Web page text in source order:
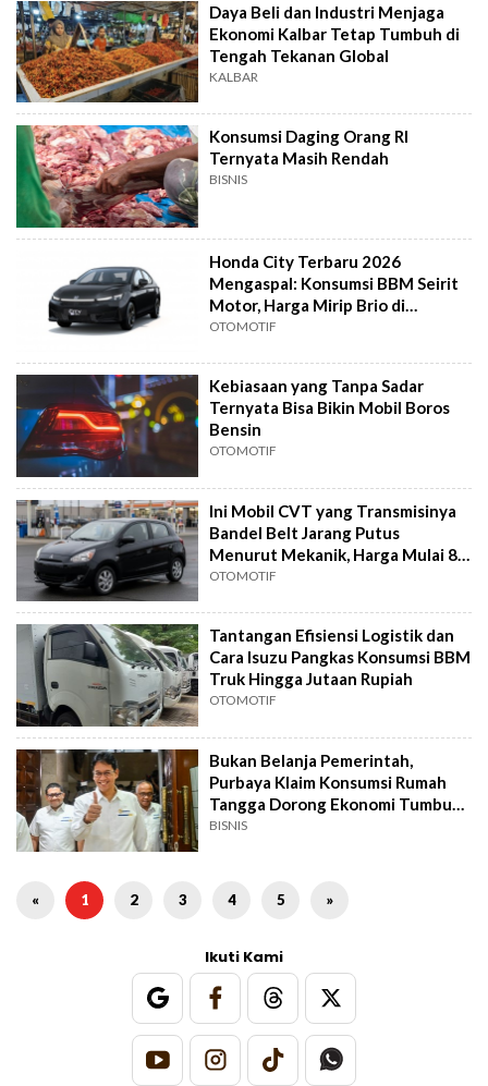
Daya Beli dan Industri Menjaga
Ekonomi Kalbar Tetap Tumbuh di
Tengah Tekanan Global
KALBAR
Konsumsi Daging Orang RI
Ternyata Masih Rendah
BISNIS
Honda City Terbaru 2026
Mengaspal: Konsumsi BBM Seirit
Motor, Harga Mirip Brio di
Indonesia
OTOMOTIF
Kebiasaan yang Tanpa Sadar
Ternyata Bisa Bikin Mobil Boros
Bensin
OTOMOTIF
Ini Mobil CVT yang Transmisinya
Bandel Belt Jarang Putus
Menurut Mekanik, Harga Mulai 80
Jutaan
OTOMOTIF
Tantangan Efisiensi Logistik dan
Cara Isuzu Pangkas Konsumsi BBM
Truk Hingga Jutaan Rupiah
OTOMOTIF
Bukan Belanja Pemerintah,
Purbaya Klaim Konsumsi Rumah
Tangga Dorong Ekonomi Tumbuh
5,61%
BISNIS
« 1 2 3 4 5 »
Ikuti Kami